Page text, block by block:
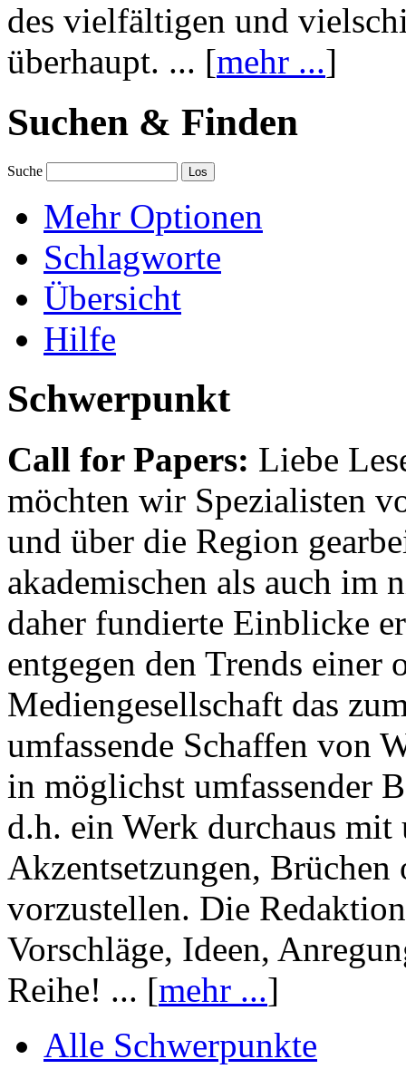
des vielfältigen und
überhaupt. ... [mehr ...]
Suchen & Finden
Suche
Mehr Optionen
Schlagworte
Übersicht
Hilfe
Schwerpunkt
Call for Papers: Liebe
möchten wir Spezialisten
und über die Region
akademischen als auch im
daher fundierte Einblicke
entgegen den Trends einer
Mediengesellschaft das
umfassende Schaffen von
in möglichst umfassender
d.h. ein Werk durchaus mit
Akzentsetzungen, Brüchen
vorzustellen. Die
Vorschläge, Ideen,
Reihe! ... [mehr ...]
Alle Schwerpunkte